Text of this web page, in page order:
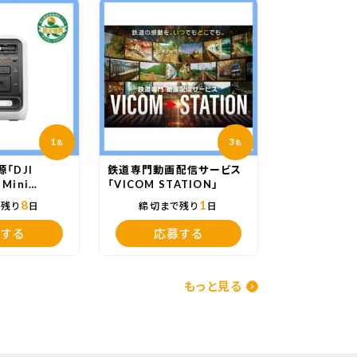
1名
「DJI
Mini
り 8日
る
3名
鉄道専門動画配信サービス
「VICOM STATION」
締切まで残り 1 日
応募する
もっと見る